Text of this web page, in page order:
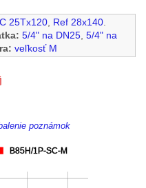
25Tx120, Ref 28x140.
5/4" na DN25, 5/4" na
veľkosť M
poznámok